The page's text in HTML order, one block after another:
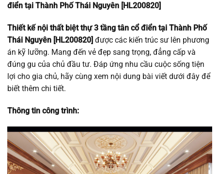
điển tại Thành Phố Thái Nguyên [HL200820]
Thiết kế nội thất biệt thự 3 tầng tân cổ điển tại Thành Phố
Thái Nguyên [HL200820] được các kiến trúc sư lên phương
án kỹ lưỡng. Mang đến vẻ đẹp sang trọng, đẳng cấp và
đúng gu của chủ đầu tư. Đáp ứng nhu cầu cuộc sống tiện
lợi cho gia chủ, hãy cùng xem nội dung bài viết dưới đây để
biết thêm chi tiết.
Thông tin công trình: